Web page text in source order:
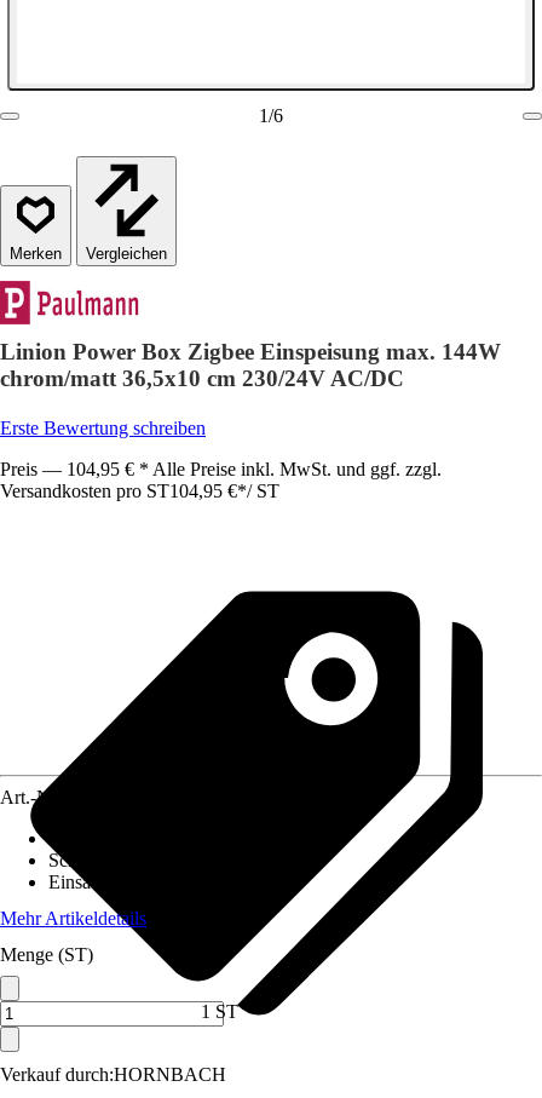
1/6
Vergleichen
Linion Power Box Zigbee Einspeisung max. 144W
chrom/matt 36,5x10 cm 230/24V AC/DC
Erste Bewertung schreiben
Preis — 104,95 € * Alle Preise inkl. MwSt. und ggf. zzgl.
Versandkosten pro ST104,95 €*/ ST
Verkauf durch:HORNBACH
Art.-Nr.
Schutzart
Einsatzbereich
Mehr Artikeldetails
Menge (ST)
1 ST